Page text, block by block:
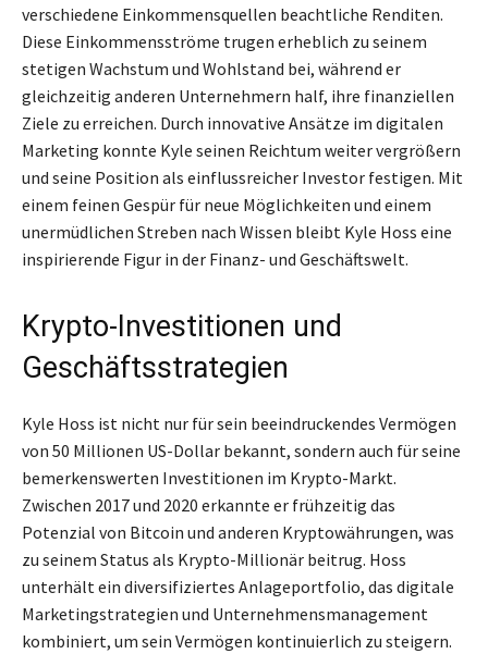
verschiedene Einkommensquellen beachtliche Renditen.
Diese Einkommensströme trugen erheblich zu seinem
stetigen Wachstum und Wohlstand bei, während er
gleichzeitig anderen Unternehmern half, ihre finanziellen
Ziele zu erreichen. Durch innovative Ansätze im digitalen
Marketing konnte Kyle seinen Reichtum weiter vergrößern
und seine Position als einflussreicher Investor festigen. Mit
einem feinen Gespür für neue Möglichkeiten und einem
unermüdlichen Streben nach Wissen bleibt Kyle Hoss eine
inspirierende Figur in der Finanz- und Geschäftswelt.
Krypto-Investitionen und
Geschäftsstrategien
Kyle Hoss ist nicht nur für sein beeindruckendes Vermögen
von 50 Millionen US-Dollar bekannt, sondern auch für seine
bemerkenswerten Investitionen im Krypto-Markt.
Zwischen 2017 und 2020 erkannte er frühzeitig das
Potenzial von Bitcoin und anderen Kryptowährungen, was
zu seinem Status als Krypto-Millionär beitrug. Hoss
unterhält ein diversifiziertes Anlageportfolio, das digitale
Marketingstrategien und Unternehmensmanagement
kombiniert, um sein Vermögen kontinuierlich zu steigern.